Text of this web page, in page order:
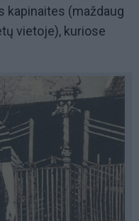
kapinaites (maždaug
vietoje), kuriose